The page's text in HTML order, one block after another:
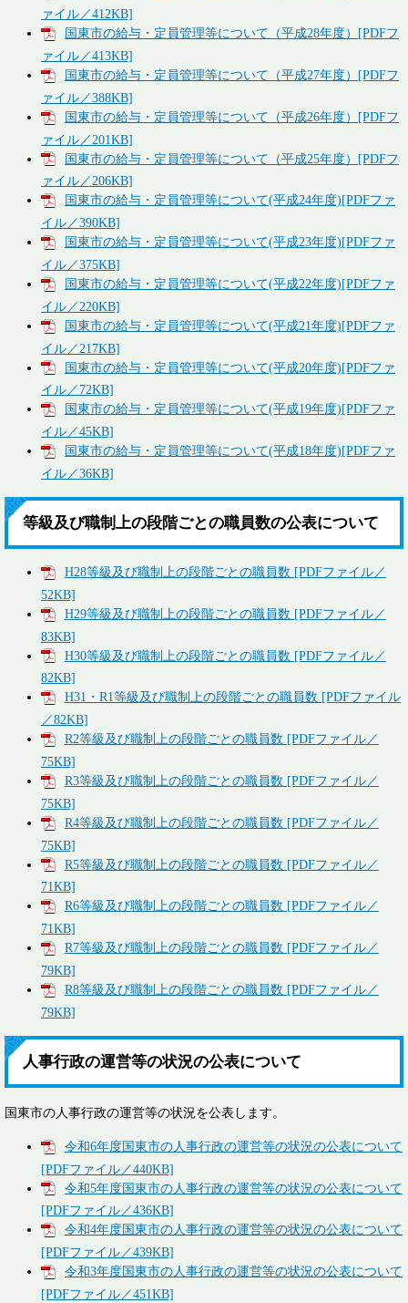
ァイル／412KB]
国東市の給与・定員管理等について（平成28年度）[PDFフ
ァイル／413KB]
国東市の給与・定員管理等について（平成27年度）[PDFフ
ァイル／388KB]
国東市の給与・定員管理等について（平成26年度）[PDFフ
ァイル／201KB]
国東市の給与・定員管理等について（平成25年度）[PDFフ
ァイル／206KB]
国東市の給与・定員管理等について(平成24年度)[PDFファ
イル／390KB]
国東市の給与・定員管理等について(平成23年度)[PDFファ
イル／375KB]
国東市の給与・定員管理等について(平成22年度)[PDFファ
イル／220KB]
国東市の給与・定員管理等について(平成21年度)[PDFファ
イル／217KB]
国東市の給与・定員管理等について(平成20年度)[PDFファ
イル／72KB]
国東市の給与・定員管理等について(平成19年度)[PDFファ
イル／45KB]
国東市の給与・定員管理等について(平成18年度)[PDFファ
イル／36KB]
等級及び職制上の段階ごとの職員数の公表について
H28等級及び職制上の段階ごとの職員数 [PDFファイル／
52KB]
H29等級及び職制上の段階ごとの職員数 [PDFファイル／
83KB]
H30等級及び職制上の段階ごとの職員数 [PDFファイル／
82KB]
H31・R1等級及び職制上の段階ごとの職員数 [PDFファイル
／82KB]
R2等級及び職制上の段階ごとの職員数 [PDFファイル／
75KB]
R3等級及び職制上の段階ごとの職員数 [PDFファイル／
75KB]
R4等級及び職制上の段階ごとの職員数 [PDFファイル／
75KB]
R5等級及び職制上の段階ごとの職員数 [PDFファイル／
71KB]
R6等級及び職制上の段階ごとの職員数 [PDFファイル／
71KB]
R7等級及び職制上の段階ごとの職員数 [PDFファイル／
79KB]
R8等級及び職制上の段階ごとの職員数 [PDFファイル／
79KB]
人事行政の運営等の状況の公表について
国東市の人事行政の運営等の状況を公表します。
令和6年度国東市の人事行政の運営等の状況の公表について
[PDFファイル／440KB]
令和5年度国東市の人事行政の運営等の状況の公表について
[PDFファイル／436KB]
令和4年度国東市の人事行政の運営等の状況の公表について
[PDFファイル／439KB]
令和3年度国東市の人事行政の運営等の状況の公表について
[PDFファイル／451KB]